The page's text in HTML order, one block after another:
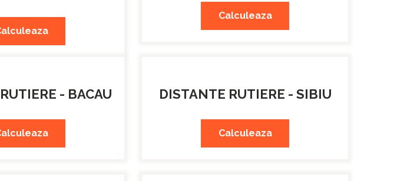
Calculeaza
- BACAU DISTANTE RUTIERE - SIBIU
Calculeaza